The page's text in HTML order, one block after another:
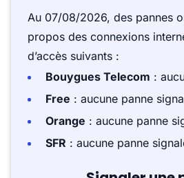
Au 07/08/2026, des pannes
propos des connexions
d’accès suivants :
Bouygues Telecom :
Free : aucune panne
Orange : aucune panne
SFR : aucune panne